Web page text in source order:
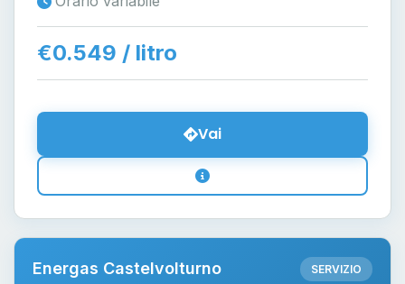
€0.549 / litro
Vai
Energas Castelvolturno SERVIZIO